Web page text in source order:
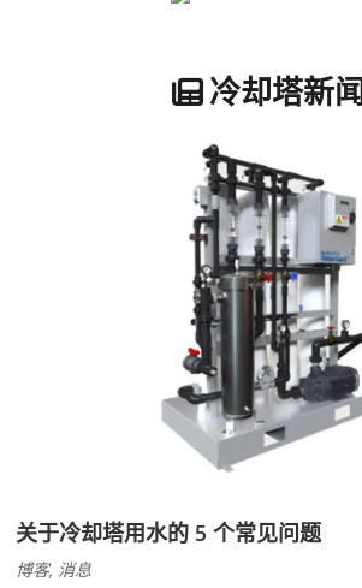
冷却塔新闻
关于冷却塔用水的 5 个常见问题
博客, 消息